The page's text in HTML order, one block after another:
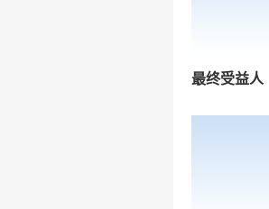
最终受益人